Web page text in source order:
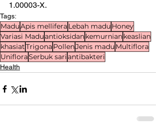
1.00003-X.
Tags:
MaduApis mellifera Lebah madu Honey
Variasi Maduantioksidankemurniankeaslian
khasiatTrigona PollenJenis madu Multiflora
UnifloraSerbuk sariantibakteri
Health